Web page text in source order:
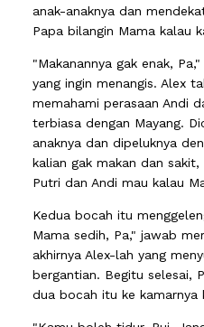
anak-anaknya dan
Papa bilangin Mama kalau
"Makanannya gak enak,
yang ingin menangis. Alex
memahami perasaan Andi
terbiasa dengan Mayang.
anaknya dan dipeluknya
kalian gak makan dan
Putri dan Andi mau kalau
Kedua bocah itu
Mama sedih, Pa," jawab
akhirnya Alex-lah yang
bergantian. Begitu selesai,
dua bocah itu ke kamarnya